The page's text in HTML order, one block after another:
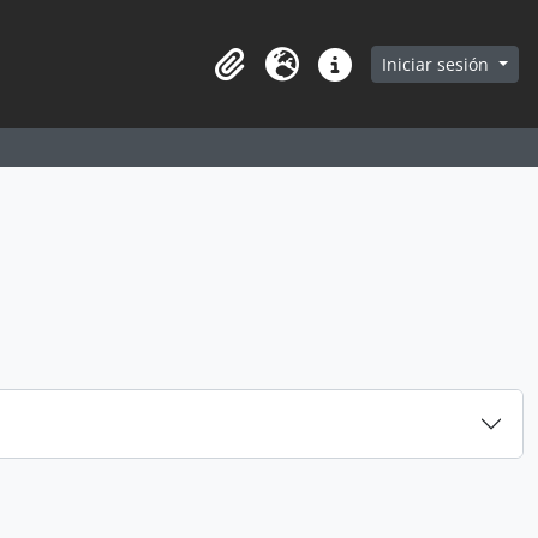
in browse page
Portapapeles
Idioma Enlaces rápidos
Iniciar sesión